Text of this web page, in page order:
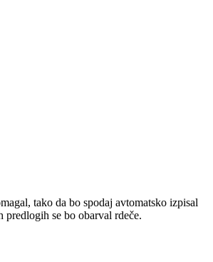
tako da bo spodaj avtomatsko izpisal
predlogih se bo obarval rdeče.